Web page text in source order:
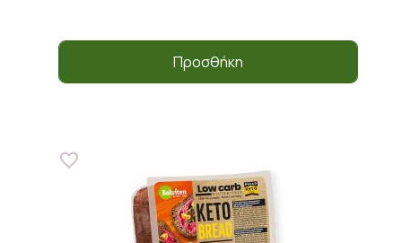
Προσθήκη